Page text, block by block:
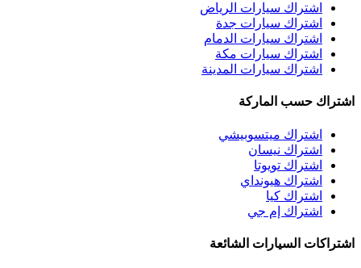
اشتراك سيارات الرياض
اشتراك سيارات جدة
اشتراك سيارات الدمام
اشتراك سيارات مكة
اشتراك سيارات المدينة
اشتراك حسب الماركة
اشتراك ميتسوبيشي
اشتراك نيسان
اشتراك تويوتا
اشتراك هيونداي
اشتراك كيا
اشتراك إم جي
اشتراكات السيارات الشائعة